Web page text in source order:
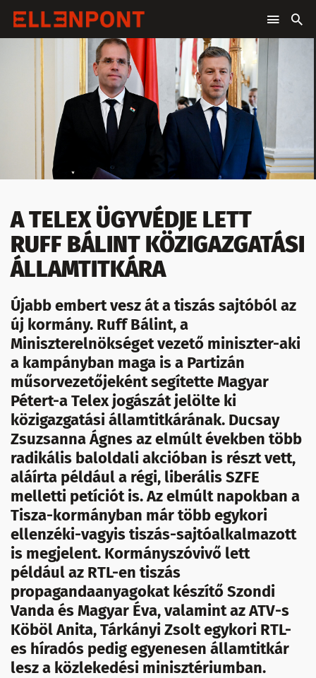
A TELEX ÜGYVÉDJE LETT
RUFF BÁLINT KÖZIGAZGATÁSI
ÁLLAMTITKÁRA
Újabb embert vesz át a tiszás sajtóból az
új kormány. Ruff Bálint, a
Miniszterelnökséget vezető miniszter-aki
a kampányban maga is a Partizán
műsorvezetőjeként segítette Magyar
Pétert-a Telex jogászát jelölte ki
közigazgatási államtitkárának. Ducsay
Zsuzsanna Ágnes az elmúlt években több
radikális baloldali akcióban is részt vett,
aláírta például a régi, liberális SZFE
melletti petíciót is. Az elmúlt napokban a
Tisza-kormányban már több egykori
ellenzéki-vagyis tiszás-sajtóalkalmazott
is megjelent. Kormányszóvivő lett
például az RTL-en tiszás
propagandaanyagokat készítő Szondi
Vanda és Magyar Éva, valamint az ATV-s
Köböl Anita, Tárkányi Zsolt egykori RTL-
es híradós pedig egyenesen államtitkár
lesz a közlekedési minisztériumban.